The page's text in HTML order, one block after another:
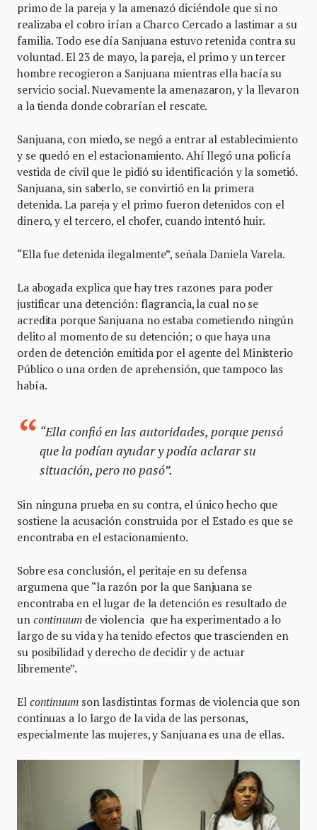
primo de la pareja y la amenazó diciéndole que si no
realizaba el cobro irían a Charco Cercado a lastimar a su
familia. Todo ese día Sanjuana estuvo retenida contra su
voluntad. El 23 de mayo, la pareja, el primo y un tercer
hombre recogieron a Sanjuana mientras ella hacía su
servicio social. Nuevamente la amenazaron, y la llevaron
a la tienda donde cobrarían el rescate.
Sanjuana, con miedo, se negó a entrar al establecimiento
y se quedó en el estacionamiento. Ahí llegó una policía
vestida de civil que le pidió su identificación y la sometió.
Sanjuana, sin saberlo, se convirtió en la primera
detenida. La pareja y el primo fueron detenidos con el
dinero, y el tercero, el chofer, cuando intentó huir.
“Ella fue detenida ilegalmente”, señala Daniela Varela.
La abogada explica que hay tres razones para poder
justificar una detención: flagrancia, la cual no se
acredita porque Sanjuana no estaba cometiendo ningún
delito al momento de su detención; o que haya una
orden de detención emitida por el agente del Ministerio
Público o una orden de aprehensión, que tampoco las
había.
“Ella confió en las autoridades, porque pensó
que la podían ayudar y podía aclarar su
situación, pero no pasó”.
Sin ninguna prueba en su contra, el único hecho que
sostiene la acusación construida por el Estado es que se
encontraba en el estacionamiento.
Sobre esa conclusión, el peritaje en su defensa
argumena que “la razón por la que Sanjuana se
encontraba en el lugar de la detención es resultado de
un continuumde violencia que ha experimentado a lo
largo de su vida y ha tenido efectos que trascienden en
su posibilidad y derecho de decidir y de actuar
libremente”.
El continuum son lasdistintas formas de violencia que son
continuas a lo largo de la vida de las personas,
especialmente las mujeres, y Sanjuana es una de ellas.